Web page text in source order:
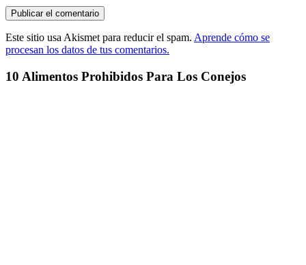
Este sitio usa Akismet para reducir el spam. Aprende cómo se
procesan los datos de tus comentarios.
10 Alimentos Prohibidos Para Los Conejos